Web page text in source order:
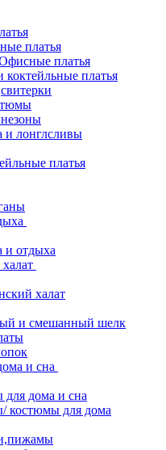
платья
платья
коктейльные платья
и лонглсливы
платья
и отдыха
халат
и смешанный шелк
и сна
дома и сна
костюмы для дома